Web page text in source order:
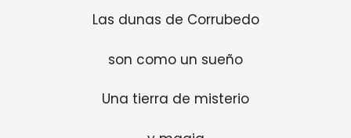
Las dunas de Corrubedo
son como un sueño
Una tierra de misterio